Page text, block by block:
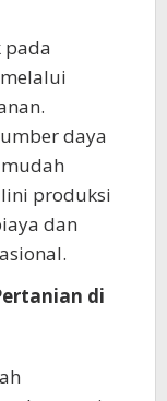
pada
daya
produksi
dan
di